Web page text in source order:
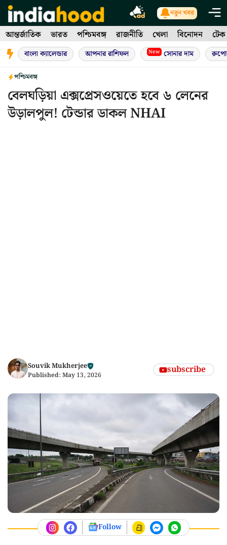
Skip
to
content
নতুন খবর
আন্তর্জাতিক ভারত পশ্চিমবঙ্গ রাজনীতি খেলা বিনোদন টেক
বাংলা ক্যালেন্ডার আপনার রাশিফল New সোনার দাম
পশ্চিমবঙ্গ
বেলঘড়িয়া এক্সপ্রেসওয়েতে হবে ৬ লেনের
উড়ালপুল! টেন্ডার ডাকল NHAI
Souvik Mukherjee
Published: May 13, 2026 subscribe
Follow